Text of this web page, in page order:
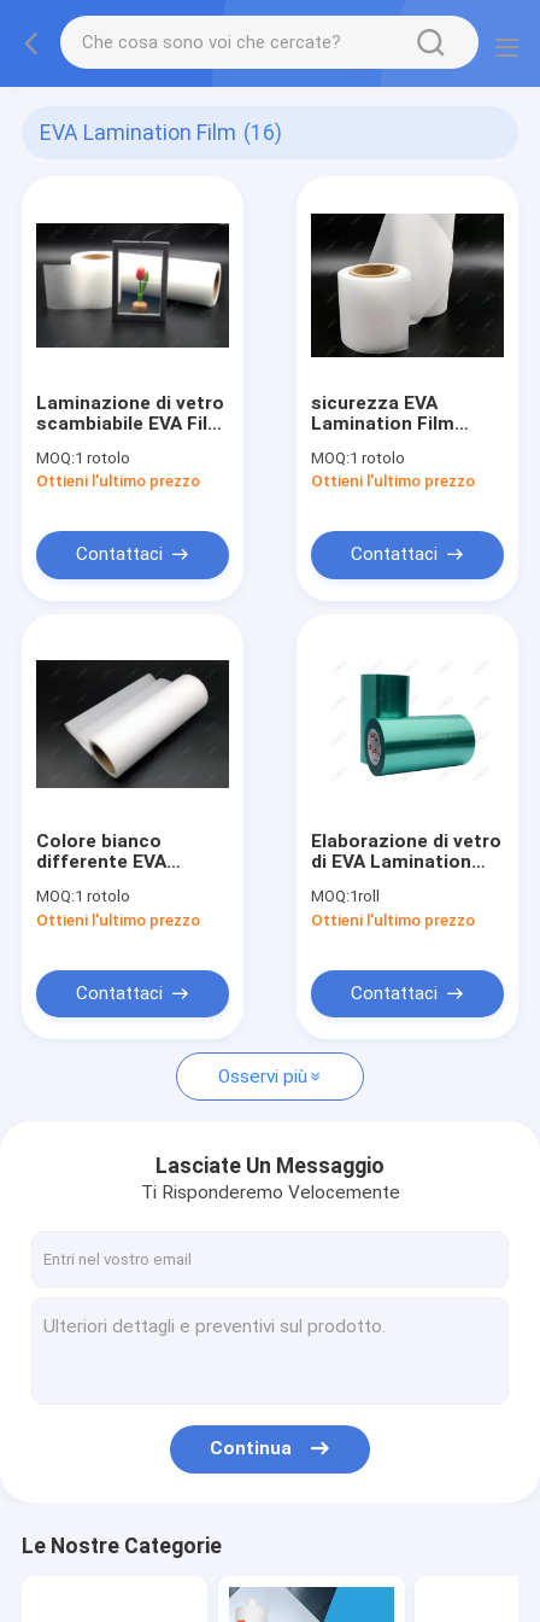
EVA Lamination Film (16)
Laminazione di vetro
scambiabile EVA Film
0.76mm
MOQ:1 rotolo
Ottieni l'ultimo prezzo
Contattaci
sicurezza EVA
Lamination Film
0.38mm 0.5mm
0.76mm trasparente
MOQ:1 rotolo
Ottieni l'ultimo prezzo
Contattaci
Colore bianco
differente EVA
Indoor Outdoor per
vetro laminato
MOQ:1 rotolo
Ottieni l'ultimo prezzo
Contattaci
Elaborazione di vetro
di EVA Lamination
termoresistenza
MOQ:1roll
Ottieni l'ultimo prezzo
Contattaci
Osservi più
Lasciate Un Messaggio
Ti Risponderemo Velocemente
Continua
Le Nostre Categorie